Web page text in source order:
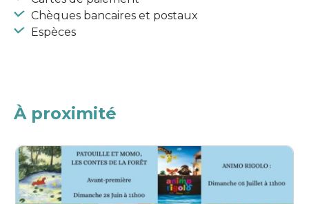
Chèques bancaires et postaux
Espèces
À proximité